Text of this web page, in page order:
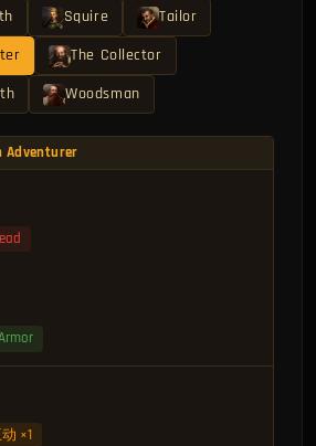
Squire
Tailor
The Collector
Woodsman
Adventurer
×1